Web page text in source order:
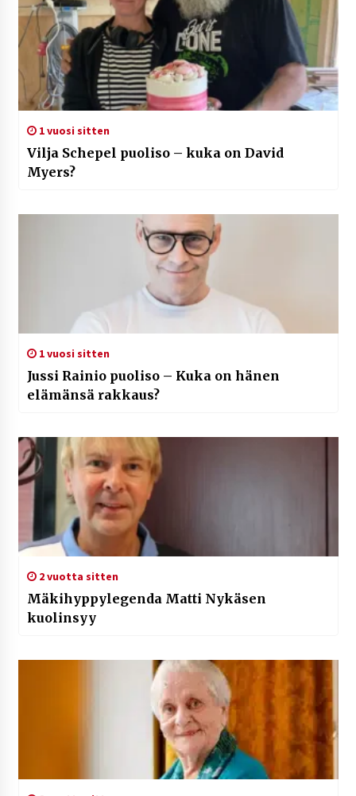
1 vuosi sitten
Vilja Schepel puoliso – kuka on David
Myers?
1 vuosi sitten
Jussi Rainio puoliso – Kuka on hänen
elämänsä rakkaus?
2 vuotta sitten
Mäkihyppylegenda Matti Nykäsen
kuolinsyy